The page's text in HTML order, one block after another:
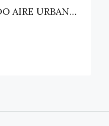
DEPARTAMENTO AMOBLADO AIRE URBANO (PAZ) – TALCA